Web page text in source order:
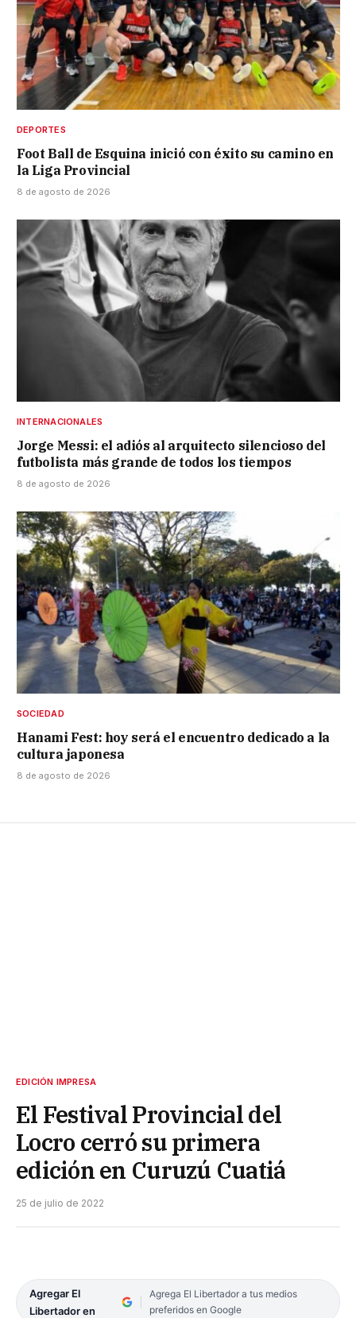
DEPORTES
Foot Ball de Esquina inició con éxito su camino en
la Liga Provincial
8 de agosto de 2026
INTERNACIONALES
Jorge Messi: el adiós al arquitecto silencioso del
futbolista más grande de todos los tiempos
8 de agosto de 2026
SOCIEDAD
Hanami Fest: hoy será el encuentro dedicado a la
cultura japonesa
8 de agosto de 2026
EDICIÓN IMPRESA
El Festival Provincial del
Locro cerró su primera
edición en Curuzú Cuatiá
25 de julio de 2022
Agregar El
Libertador en
Agrega El Libertador a tus medios
preferidos en Google